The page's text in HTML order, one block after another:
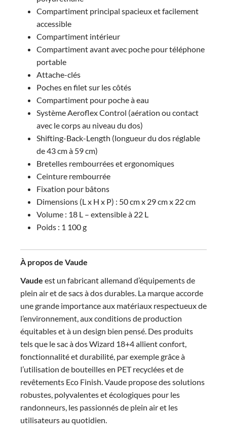
Compartiment principal spacieux et facilement
accessible
Compartiment intérieur
Compartiment avant avec poche pour téléphone
portable
Attache-clés
Poches en filet sur les côtés
Compartiment pour poche à eau
Système Aeroflex Control (aération ou contact
avec le corps au niveau du dos)
Shifting-Back-Length (longueur du dos réglable
de 43 cm à 59 cm)
Bretelles rembourrées et ergonomiques
Ceinture rembourrée
Fixation pour bâtons
Dimensions (L x H x P) : 50 cm x 29 cm x 22 cm
Volume : 18 L – extensible à 22 L
Poids : 1 100 g
À propos de Vaude
Vaude est un fabricant allemand d’équipements de
plein air et de sacs à dos durables. La marque accorde
une grande importance aux matériaux respectueux de
l’environnement, aux conditions de production
équitables et à un design bien pensé. Des produits
tels que le sac à dos Wizard 18+4 allient confort,
fonctionnalité et durabilité, par exemple grâce à
l’utilisation de bouteilles en PET recyclées et de
revêtements Eco Finish. Vaude propose des solutions
robustes, polyvalentes et écologiques pour les
randonneurs, les passionnés de plein air et les
utilisateurs au quotidien.